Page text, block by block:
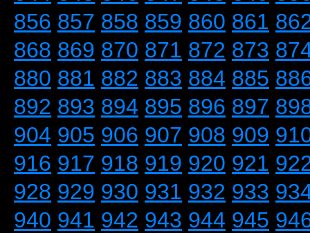
856 857 858 859 860 861
868 869 870 871 872 873
880 881 882 883 884 885
892 893 894 895 896 897
904 905 906 907 908 909
916 917 918 919 920 921
928 929 930 931 932 933
940 941 942 943 944 945